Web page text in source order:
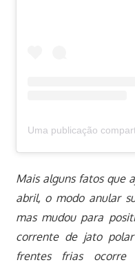
Mais alguns fatos que
abril, o modo anular
mas mudou para
corrente de jato
frentes frias